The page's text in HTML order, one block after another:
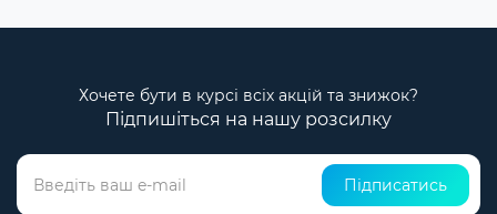
Хочете бути в курсі всіх акцій та знижок?
Підпишіться на нашу розсилку
Підписатись